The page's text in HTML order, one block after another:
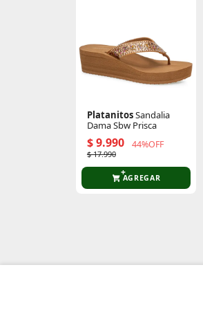
PlatanitosSandalia
Dama Sbw Prisca
$ 9.990 44%OFF
$ 17.990
AGREGAR